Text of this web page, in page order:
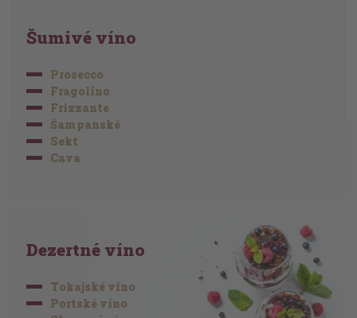
Šumivé víno
Prosecco
Fragolino
Frizzante
Šampanské
Sekt
Cava
Dezertné víno
Tokajské víno
Portské víno